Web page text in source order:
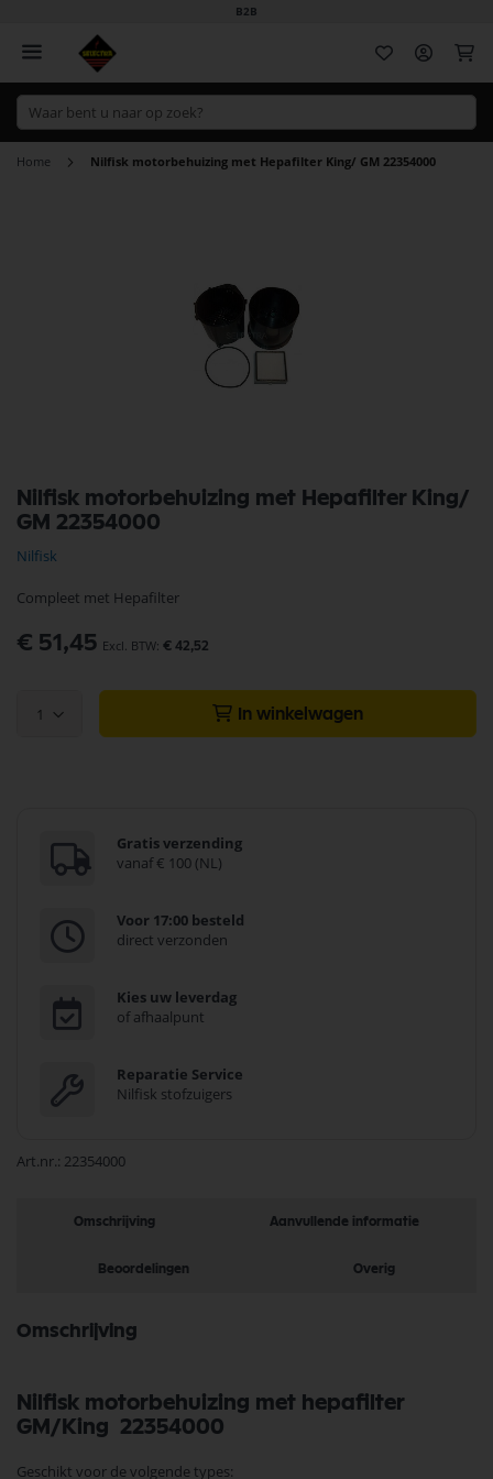
B2B
Home Nilfisk motorbehuizing met Hepafilter King/ GM 22354000
Nilfisk motorbehuizing met Hepafilter King/
GM 22354000
Nilfisk
Compleet met Hepafilter
€ 51,45 € 42,52
1 In winkelwagen
Gratis verzending
vanaf € 100 (NL)
Voor 17:00 besteld
direct verzonden
Kies uw leverdag
of afhaalpunt
Reparatie Service
Nilfisk stofzuigers
Art.nr. 22354000
naar
het
van
afbeeldingen-
Omschrijving Aanvullende informatie
Beoordelingen Overig
Omschrijving
Nilfisk motorbehuizing met hepafilter
GM/King 22354000
Geschikt voor de volgende types: